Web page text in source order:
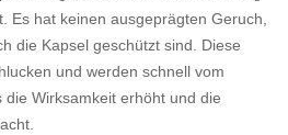
Es hat keinen ausgeprägten Geruch,
die Kapsel geschützt sind. Diese
und werden schnell vom
Wirksamkeit erhöht und die